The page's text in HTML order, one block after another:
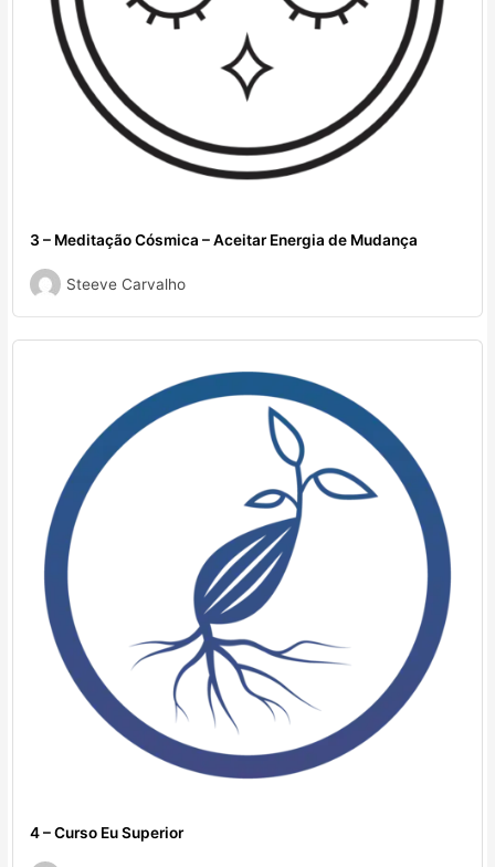
3 – Meditação Cósmica – Aceitar Energia de Mudança
Steeve Carvalho
4 – Curso Eu Superior